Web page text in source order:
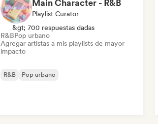
Main Character - R&B
Playlist Curator
&gt; 700 respuestas dadas
R&BPop urbano
Agregar artistas a mis playlists de mayor
impacto
R&B Pop urbano